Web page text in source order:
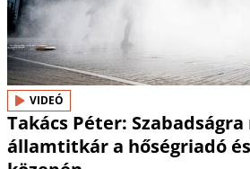
VIDEÓ
Takács Péter:
államtitkár a hőségriadó